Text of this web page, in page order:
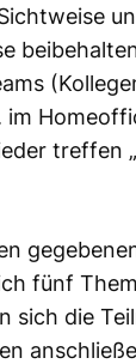
im
treffen
fünf
sich die